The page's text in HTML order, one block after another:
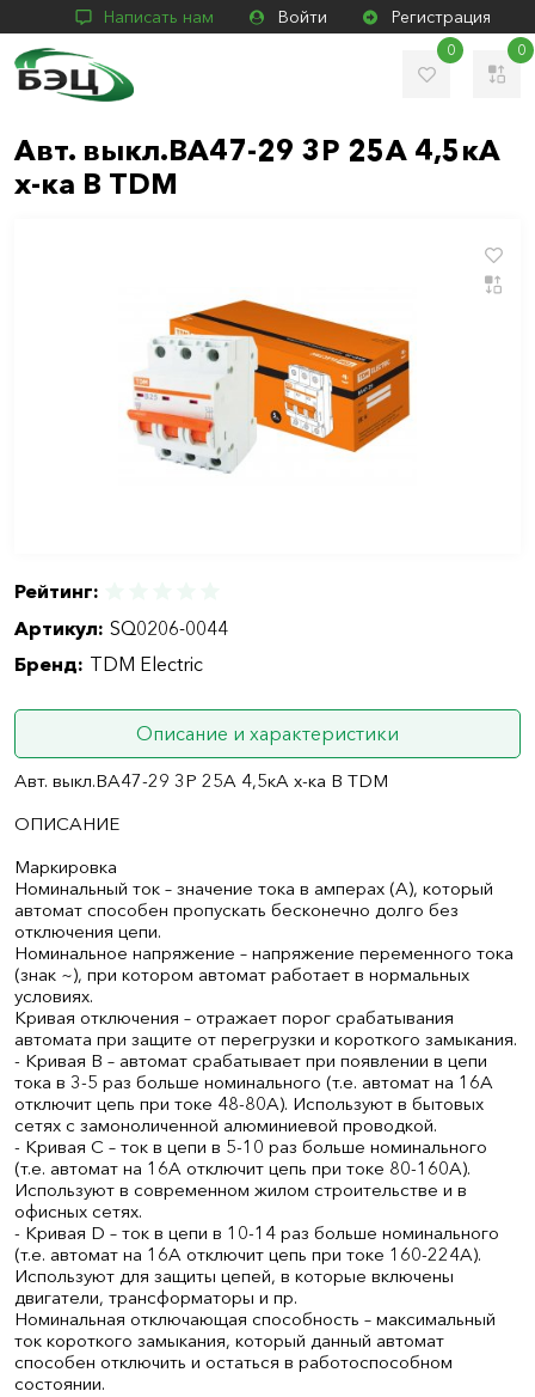
Написать нам Войти Регистрация
0 0
Авт. выкл.ВА47-29 3Р 25А 4,5кА
х-ка В TDM
Рейтинг:
Артикул: SQ0206-0044
Бренд: TDM Electric
Описание и характеристики
Авт. выкл.ВА47-29 3Р 25А 4,5кА х-ка В TDM
ОПИСАНИЕ
Маркировка
Номинальный ток – значение тока в амперах (А), который
автомат способен пропускать бесконечно долго без
отключения цепи.
Номинальное напряжение – напряжение переменного тока
(знак ~), при котором автомат работает в нормальных
условиях.
Кривая отключения – отражает порог срабатывания
автомата при защите от перегрузки и короткого замыкания.
- Кривая B – автомат срабатывает при появлении в цепи
тока в 3-5 раз больше номинального (т.е. автомат на 16А
отключит цепь при токе 48-80А). Используют в бытовых
сетях с замоноличенной алюминиевой проводкой.
- Кривая С – ток в цепи в 5-10 раз больше номинального
(т.е. автомат на 16А отключит цепь при токе 80-160А).
Используют в современном жилом строительстве и в
офисных сетях.
- Кривая D – ток в цепи в 10-14 раз больше номинального
(т.е. автомат на 16А отключит цепь при токе 160-224А).
Используют для защиты цепей, в которые включены
двигатели, трансформаторы и пр.
Номинальная отключающая способность – максимальный
ток короткого замыкания, который данный автомат
способен отключить и остаться в работоспособном
состоянии.